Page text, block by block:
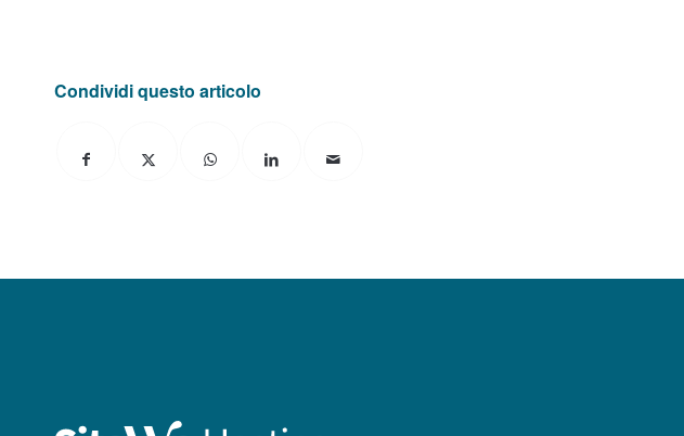
Condividi questo articolo